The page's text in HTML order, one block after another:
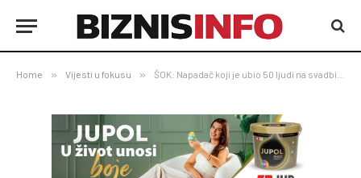
Home » Vijesti u fokusu » ŠOK: Napadač koji je ubio 50 ljudi na svadbi u Turskoj imao samo 12 godina